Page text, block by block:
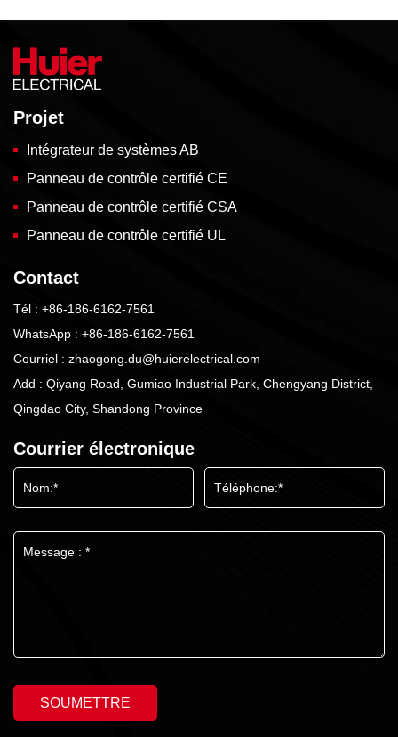
Projet
Intégrateur de systèmes AB
Panneau de contrôle certifié CE
Panneau de contrôle certifié CSA
Panneau de contrôle certifié UL
Contact
Tél : +86-186-6162-7561
WhatsApp : +86-186-6162-7561
Courriel : zhaogong.du@huierelectrical.com
Add : Qiyang Road, Gumiao Industrial Park, Chengyang District,
Qingdao City, Shandong Province
Courrier électronique
SOUMETTRE